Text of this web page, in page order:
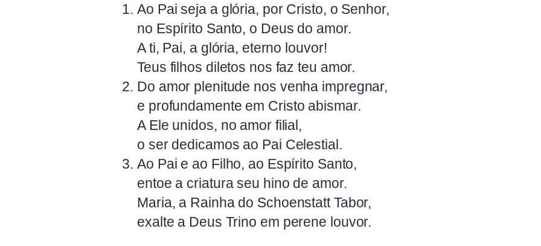
Ao Pai seja a glória, por Cristo, o Senhor,
no Espírito Santo, o Deus do amor.
A ti, Pai, a glória, eterno louvor!
Teus filhos diletos nos faz teu amor.
Do amor plenitude nos venha impregnar,
e profundamente em Cristo abismar.
A Ele unidos, no amor filial,
o ser dedicamos ao Pai Celestial.
Ao Pai e ao Filho, ao Espírito Santo,
entoe a criatura seu hino de amor.
Maria, a Rainha do Schoenstatt Tabor,
exalte a Deus Trino em perene louvor.